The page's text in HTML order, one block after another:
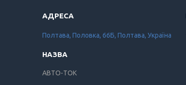
Полтава, Половка, 66Б, Полтава, Україна
АВТО-ТОК